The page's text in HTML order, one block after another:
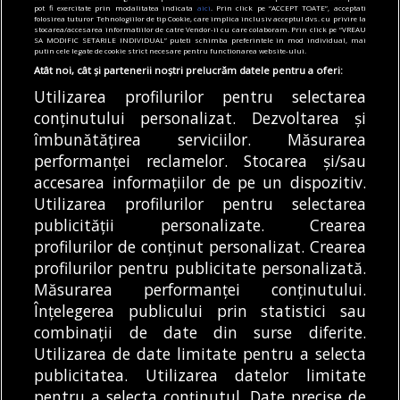
ajutor pentru îngrijirea bebelușilor. Cât
valorează tichetul social
05/08/2026
Articole Știri
Noi întreruperi de curent în București, Ilfov
și Giurgiu. Rețele Electrice Muntenia
transmite lista actualizată a străzilor
afectate
MODIFICĂ SETĂRILE COOKIES
© Copyright 2025 - Buletin de București.
Găzduit dePresslabs.com. Powered by TRS Design.
Despre
Noi
Media
Kit
Politică De
Confidențialitate
Cookie
Policy (EU)
Cookie
Policy
pot fi exercitate prin modalitatea indicata aici . Prin click pe “ACCEPT TOATE”, acceptati
folosirea tuturor Tehnologiilor de tip Cookie, care implica inclusiv acceptul dvs. cu privire la
stocarea/accesarea informatiilor de catre Vendor-ii cu care colaboram. Prin click pe “VREAU
SA MODIFIC SETARILE INDIVIDUAL” puteti schimba preferintele in mod individual, mai
putin cele legate de cookie strict necesare pentru functionarea website-ului.
Atât noi, cât și partenerii noștri prelucrăm datele pentru a oferi:
Utilizarea profilurilor pentru selectarea
conținutului personalizat. Dezvoltarea și
îmbunătățirea serviciilor. Măsurarea
performanței reclamelor. Stocarea și/sau
accesarea informațiilor de pe un dispozitiv.
Utilizarea profilurilor pentru selectarea
publicității personalizate. Crearea
profilurilor de conținut personalizat. Crearea
profilurilor pentru publicitate personalizată.
Măsurarea performanței conținutului.
Înțelegerea publicului prin statistici sau
combinații de date din surse diferite.
Utilizarea de date limitate pentru a selecta
publicitatea. Utilizarea datelor limitate